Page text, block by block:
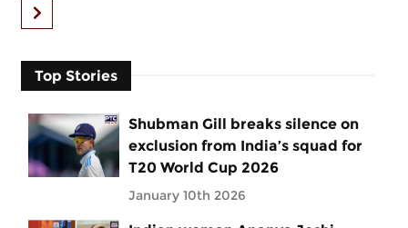
Top Stories
Shubman Gill breaks silence on
exclusion from India’s squad for
T20 World Cup 2026
January 10th 2026